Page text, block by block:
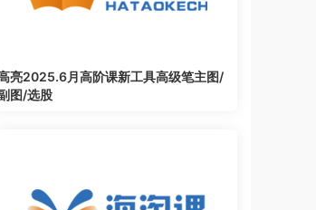
亮2025.6月高阶课新工具高级笔主图/
图/选股